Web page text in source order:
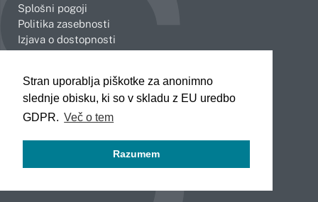
Stran uporablja piškotke za anonimno
slednje obisku, ki so v skladu z EU uredbo
GDPR. Več o tem
Razumem
Splošni pogoji
Politika zasebnosti
Izjava o dostopnosti
Celje
Koper
Kranj
Novo mesto
Slovenj Gradec